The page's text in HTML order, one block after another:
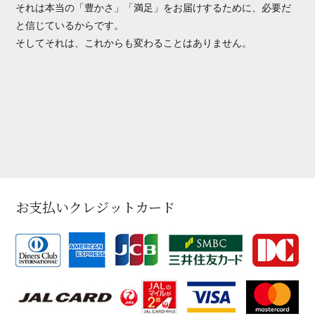
それは本当の「豊かさ」「満足」をお届けするために、必要だ
と信じているからです。
そしてそれは、これからも変わることはありません。
お支払いクレジットカード